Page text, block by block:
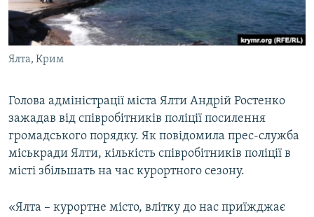
ВІДЕОУРОКИ «ELIFBE»
СВІДЧЕННЯ ОКУПАЦІЇ
УКРАЇНСЬКА ПРОБЛЕМА КРИМУ
Русский
Qırımtatar
Усі сайти RFE/RL
Ялта, Крим
Голова адміністрації міста Ялти Андрій Ростенко
зажадав від співробітників поліції посилення
громадського порядку. Як повідомила прес-служба
міськради Ялти, кількість співробітників поліції в
місті збільшать на час курортного сезону.
«Ялта – курортне місто, влітку до нас приїжджає